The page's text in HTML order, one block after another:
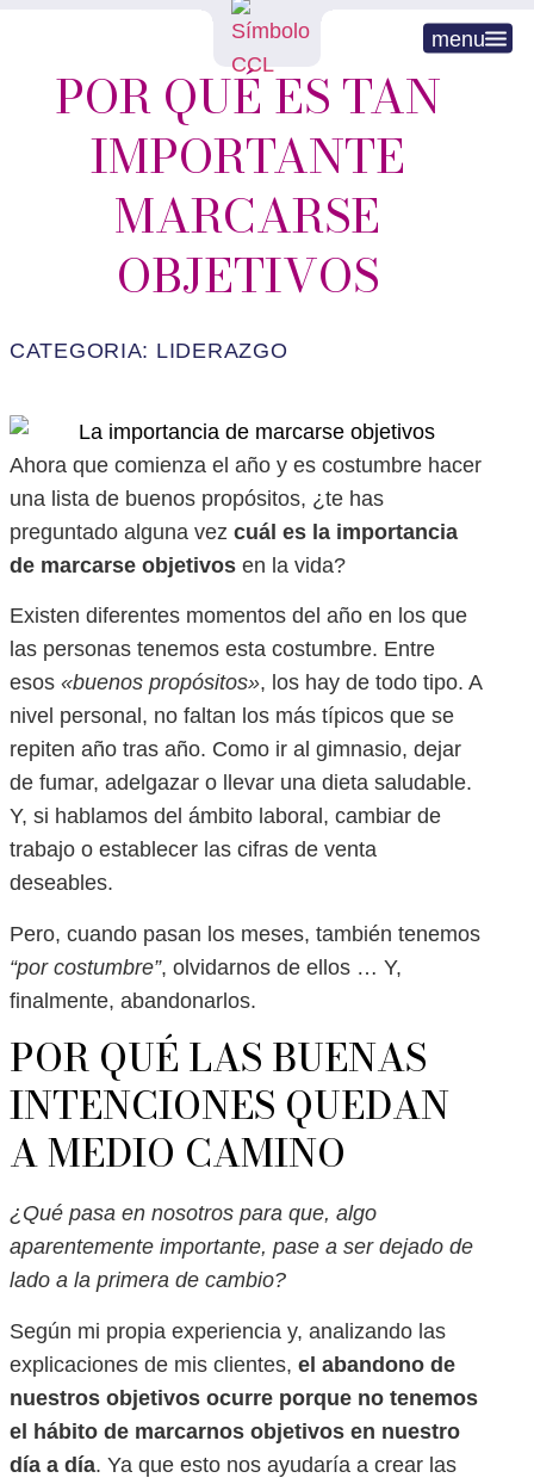
menu
POR QUÉ ES TAN
IMPORTANTE
MARCARSE
OBJETIVOS
CATEGORIA: LIDERAZGO
Ahora que comienza el año y es costumbre hacer
una lista de buenos propósitos, ¿te has
preguntado alguna vez cuál es la importancia
de marcarse objetivos en la vida?
Existen diferentes momentos del año en los que
las personas tenemos esta costumbre. Entre
esos «buenos propósitos», los hay de todo tipo. A
nivel personal, no faltan los más típicos que se
repiten año tras año. Como ir al gimnasio, dejar
de fumar, adelgazar o llevar una dieta saludable.
Y, si hablamos del ámbito laboral, cambiar de
trabajo o establecer las cifras de venta
deseables.
Pero, cuando pasan los meses, también tenemos
“por costumbre”, olvidarnos de ellos … Y,
finalmente, abandonarlos.
POR QUÉ LAS BUENAS
INTENCIONES QUEDAN
A MEDIO CAMINO
¿Qué pasa en nosotros para que, algo
aparentemente importante, pase a ser dejado de
lado a la primera de cambio?
Según mi propia experiencia y, analizando las
explicaciones de mis clientes, el abandono de
nuestros objetivos ocurre porque no tenemos
el hábito de marcarnos objetivos en nuestro
día a día. Ya que esto nos ayudaría a crear las